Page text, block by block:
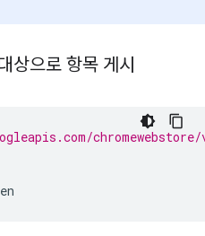
상으로 항목 게시